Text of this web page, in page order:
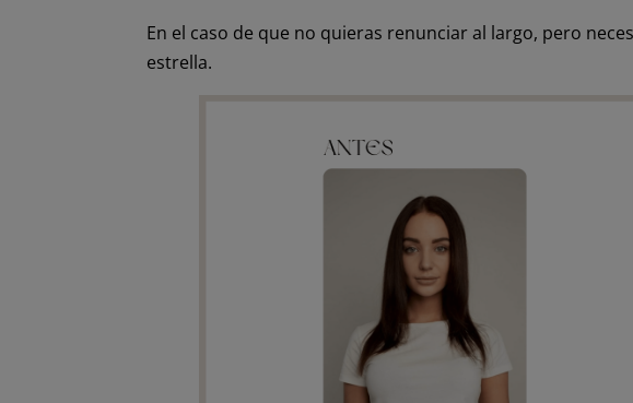
En el caso de que no quieras renunciar al largo, pero
estrella.